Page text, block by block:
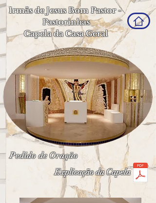
Irmãs de Jesus Bom Pastor -
Pastorinhas
Capela da Casa Geral
Pedido de Oração
Explicação da Capela